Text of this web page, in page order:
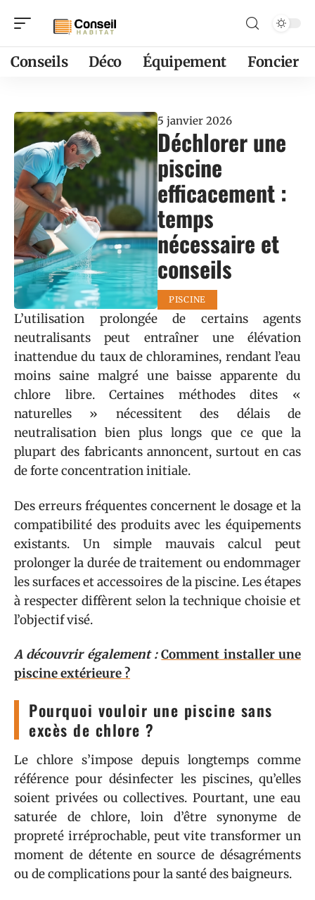
Conseils Déco Équipement Foncier
5 janvier 2026
Déchlorer une
piscine
efficacement :
temps
nécessaire et
conseils
PISCINE
L’utilisation prolongée de certains agents
neutralisants peut entraîner une élévation
inattendue du taux de chloramines, rendant l’eau
moins saine malgré une baisse apparente du
chlore libre. Certaines méthodes dites «
naturelles » nécessitent des délais de
neutralisation bien plus longs que ce que la
plupart des fabricants annoncent, surtout en cas
de forte concentration initiale.
Des erreurs fréquentes concernent le dosage et la
compatibilité des produits avec les équipements
existants. Un simple mauvais calcul peut
prolonger la durée de traitement ou endommager
les surfaces et accessoires de la piscine. Les étapes
à respecter diffèrent selon la technique choisie et
l’objectif visé.
A découvrir également : Comment installer une
piscine extérieure ?
Pourquoi vouloir une piscine sans
excès de chlore ?
Le chlore s’impose depuis longtemps comme
référence pour désinfecter les piscines, qu’elles
soient privées ou collectives. Pourtant, une eau
saturée de chlore, loin d’être synonyme de
propreté irréprochable, peut vite transformer un
moment de détente en source de désagréments
ou de complications pour la santé des baigneurs.